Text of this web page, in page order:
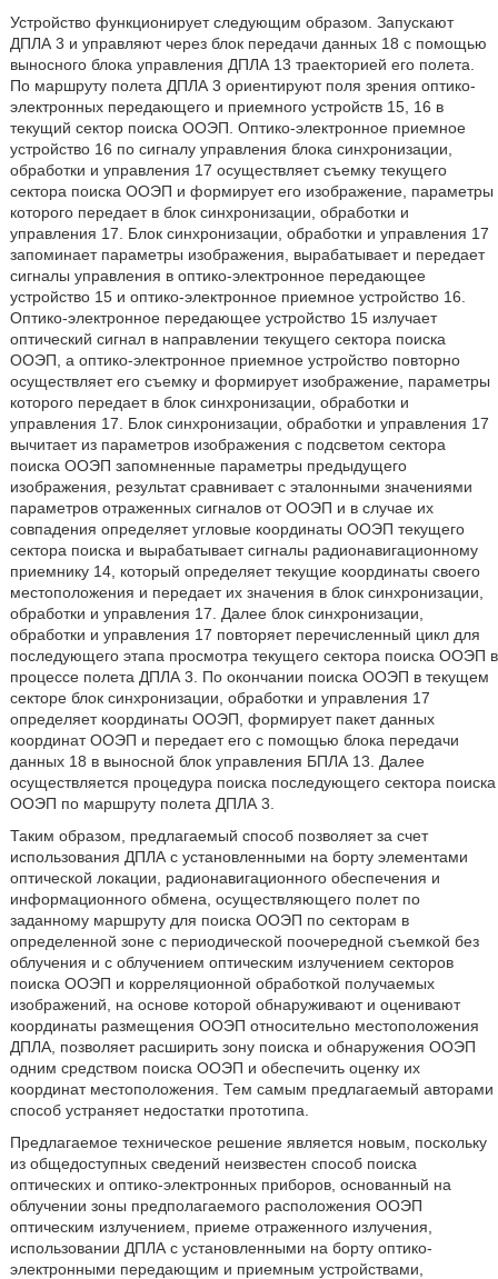
Устройство функционирует следующим образом. Запускают
ДПЛА 3 и управляют через блок передачи данных 18 с помощью
выносного блока управления ДПЛА 13 траекторией его полета.
По маршруту полета ДПЛА 3 ориентируют поля зрения оптико-
электронных передающего и приемного устройств 15, 16 в
текущий сектор поиска ООЭП. Оптико-электронное приемное
устройство 16 по сигналу управления блока синхронизации,
обработки и управления 17 осуществляет съемку текущего
сектора поиска ООЭП и формирует его изображение, параметры
которого передает в блок синхронизации, обработки и
управления 17. Блок синхронизации, обработки и управления 17
запоминает параметры изображения, вырабатывает и передает
сигналы управления в оптико-электронное передающее
устройство 15 и оптико-электронное приемное устройство 16.
Оптико-электронное передающее устройство 15 излучает
оптический сигнал в направлении текущего сектора поиска
ООЭП, а оптико-электронное приемное устройство повторно
осуществляет его съемку и формирует изображение, параметры
которого передает в блок синхронизации, обработки и
управления 17. Блок синхронизации, обработки и управления 17
вычитает из параметров изображения с подсветом сектора
поиска ООЭП запомненные параметры предыдущего
изображения, результат сравнивает с эталонными значениями
параметров отраженных сигналов от ООЭП и в случае их
совпадения определяет угловые координаты ООЭП текущего
сектора поиска и вырабатывает сигналы радионавигационному
приемнику 14, который определяет текущие координаты своего
местоположения и передает их значения в блок синхронизации,
обработки и управления 17. Далее блок синхронизации,
обработки и управления 17 повторяет перечисленный цикл для
последующего этапа просмотра текущего сектора поиска ООЭП в
процессе полета ДПЛА 3. По окончании поиска ООЭП в текущем
секторе блок синхронизации, обработки и управления 17
определяет координаты ООЭП, формирует пакет данных
координат ООЭП и передает его с помощью блока передачи
данных 18 в выносной блок управления БПЛА 13. Далее
осуществляется процедура поиска последующего сектора поиска
ООЭП по маршруту полета ДПЛА 3.
Таким образом, предлагаемый способ позволяет за счет
использования ДПЛА с установленными на борту элементами
оптической локации, радионавигационного обеспечения и
информационного обмена, осуществляющего полет по
заданному маршруту для поиска ООЭП по секторам в
определенной зоне с периодической поочередной съемкой без
облучения и с облучением оптическим излучением секторов
поиска ООЭП и корреляционной обработкой получаемых
изображений, на основе которой обнаруживают и оценивают
координаты размещения ООЭП относительно местоположения
ДПЛА, позволяет расширить зону поиска и обнаружения ООЭП
одним средством поиска ООЭП и обеспечить оценку их
координат местоположения. Тем самым предлагаемый авторами
способ устраняет недостатки прототипа.
Предлагаемое техническое решение является новым, поскольку
из общедоступных сведений неизвестен способ поиска
оптических и оптико-электронных приборов, основанный на
облучении зоны предполагаемого расположения ООЭП
оптическим излучением, приеме отраженного излучения,
использовании ДПЛА с установленными на борту оптико-
электронными передающим и приемным устройствами,